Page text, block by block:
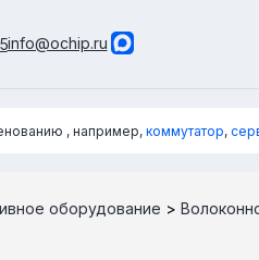
info@ochip.ru
, например, коммутатор,
оборудование >